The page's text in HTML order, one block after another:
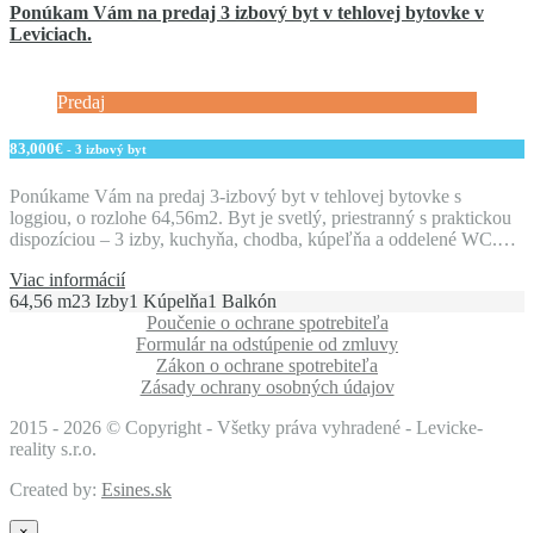
Ponúkam Vám na predaj 3 izbový byt v tehlovej bytovke v
Leviciach.
Predaj
83,000€ - 3 izbový byt
Ponúkame Vám na predaj 3-izbový byt v tehlovej bytovke s
loggiou, o rozlohe 64,56m2. Byt je svetlý, priestranný s praktickou
dispozíciou – 3 izby, kuchyňa, chodba, kúpeľňa a oddelené WC.…
Viac informácií
64,56 m23 Izby1 Kúpelňa1 Balkón
Poučenie o ochrane spotrebiteľa
Formulár na odstúpenie od zmluvy
Zákon o ochrane spotrebiteľa
Zásady ochrany osobných údajov
2015 - 2026 © Copyright - Všetky práva vyhradené - Levicke-
reality s.r.o.
Created by: Esines.sk